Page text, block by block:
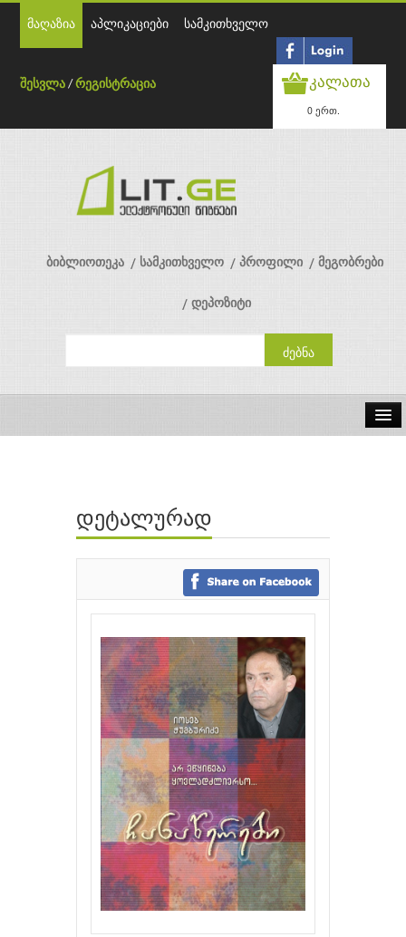
მაღაზია აპლიკაციები სამკითხველო
შესვლა /რეგისტრაცია კალათა
0 ერთ.
ბიბლიოთეკა სამკითხველო პროფილი მეგობრები
დეპოზიტი
ავტორები
გამომცემლობები
დეტალურად